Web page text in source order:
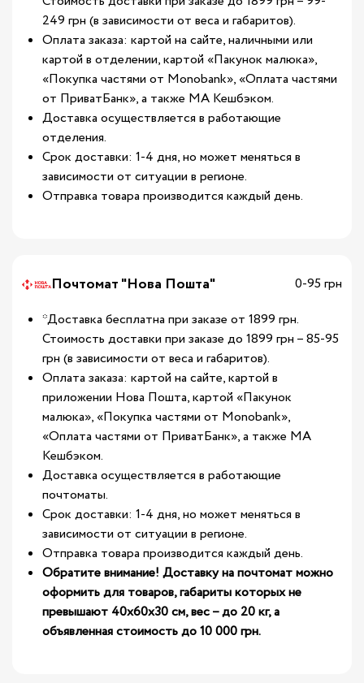
249 грн (в зависимости от веса и габаритов).
Оплата заказа: картой на сайте, наличными или
картой в отделении, картой «Пакунок малюка»,
«Покупка частями от Monobank», «Оплата частями
от ПриватБанк», а также МА Кешбэком.
Доставка осуществляется в работающие
отделения.
Срок доставки: 1-4 дня, но может меняться в
зависимости от ситуации в регионе.
Отправка товара производится каждый день.
Почтомат "Нова Пошта"
0-95 грн
*Доставка бесплатна при заказе от 1899 грн.
Стоимость доставки при заказе до 1899 грн – 85-95
грн (в зависимости от веса и габаритов).
Оплата заказа: картой на сайте, картой в
приложении Нова Пошта, картой «Пакунок
малюка», «Покупка частями от Monobank»,
«Оплата частями от ПриватБанк», а также МА
Кешбэком.
Доставка осуществляется в работающие
почтоматы.
Срок доставки: 1-4 дня, но может меняться в
зависимости от ситуации в регионе.
Отправка товара производится каждый день.
Обратите внимание! Доставку на почтомат можно
оформить для товаров, габариты которых не
превышают 40х60х30 см, вес – до 20 кг, а
объявленная стоимость до 10 000 грн.